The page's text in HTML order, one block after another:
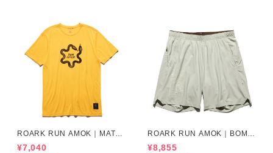
ROARK RUN AMOK｜MATHI
S CORE SS col.SUNBURST
¥7,040
ROARK RUN AMOK｜BOMM
ER 2.0 7" Col.CHAPARRAL
¥8,855